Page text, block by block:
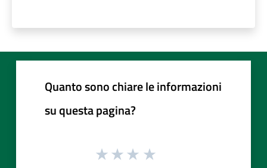
Quanto sono chiare le informazioni
su questa pagina?